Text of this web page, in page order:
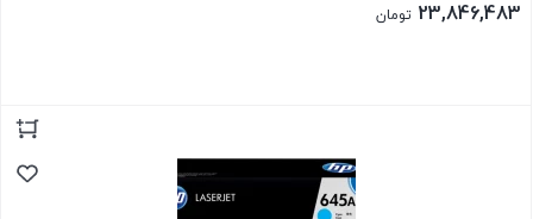
23,846,483 تومان